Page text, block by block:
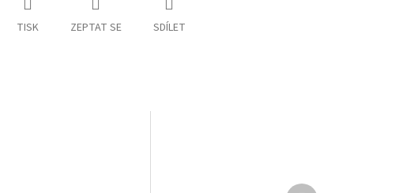
TISK ZEPTAT SE SDÍLET